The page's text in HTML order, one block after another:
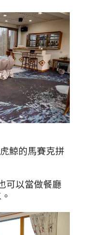
鯨的馬賽克拼
可以當做餐廳
。